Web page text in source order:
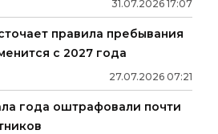
31.07.2026 17:07
правила пребывания
с 2027 года
27.07.2026 07:21
года оштрафовали почти